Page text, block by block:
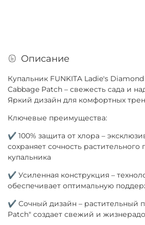
Описание
Купальник FUNKITA Ladie's
Cabbage Patch – свежесть сада и
Яркий дизайн для комфортных
Ключевые преимущества:
✔ 100% защита от хлора –
сохраняет сочность
купальника
✔ Усиленная конструкция –
обеспечивает оптимальную
✔ Сочный дизайн – растительный
Patch" создает свежий и